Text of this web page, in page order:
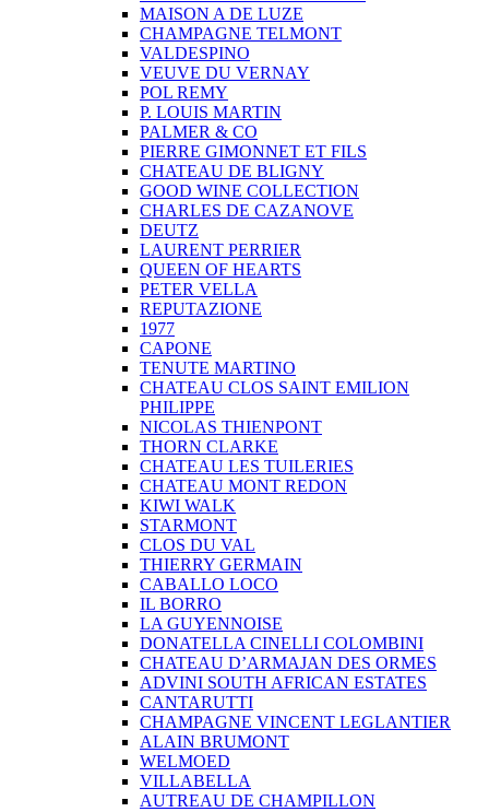
MAISON A DE LUZE
CHAMPAGNE TELMONT
VALDESPINO
VEUVE DU VERNAY
POL REMY
P. LOUIS MARTIN
PALMER & CO
PIERRE GIMONNET ET FILS
CHATEAU DE BLIGNY
GOOD WINE COLLECTION
CHARLES DE CAZANOVE
DEUTZ
LAURENT PERRIER
QUEEN OF HEARTS
PETER VELLA
REPUTAZIONE
1977
CAPONE
TENUTE MARTINO
CHATEAU CLOS SAINT EMILION
PHILIPPE
NICOLAS THIENPONT
THORN CLARKE
CHATEAU LES TUILERIES
CHATEAU MONT REDON
KIWI WALK
STARMONT
CLOS DU VAL
THIERRY GERMAIN
CABALLO LOCO
IL BORRO
LA GUYENNOISE
DONATELLA CINELLI COLOMBINI
CHATEAU D’ARMAJAN DES ORMES
ADVINI SOUTH AFRICAN ESTATES
CANTARUTTI
CHAMPAGNE VINCENT LEGLANTIER
ALAIN BRUMONT
WELMOED
VILLABELLA
AUTREAU DE CHAMPILLON